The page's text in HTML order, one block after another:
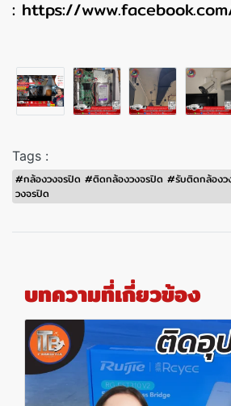
: https://
Tags :
#กล้องวงจรปิด #ติดกล้องวงจรปิด #รับติดกล้อง
วงจรปิด
บทความที่เกี่ยวข้อง